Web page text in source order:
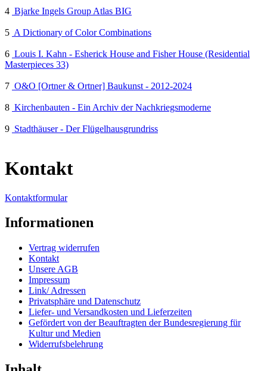
4 Bjarke Ingels Group Atlas BIG
5 A Dictionary of Color Combinations
6 Louis I. Kahn - Esherick House and Fisher House (Residential
Masterpieces 33)
7 O&O [Ortner & Ortner] Baukunst - 2012-2024
8 Kirchenbauten - Ein Archiv der Nachkriegsmoderne
9 Stadthäuser - Der Flügelhausgrundriss
Kontakt
Kontaktformular
Informationen
Vertrag widerrufen
Kontakt
Unsere AGB
Impressum
Link/ Adressen
Privatsphäre und Datenschutz
Liefer- und Versandkosten und Lieferzeiten
Gefördert von der Beauftragten der Bundesregierung für
Kultur und Medien
Widerrufsbelehrung